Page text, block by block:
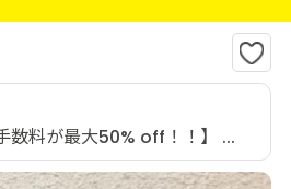
数料が最大50% off！！】 ...